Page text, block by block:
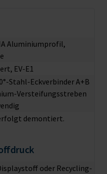
Aluminiumprofil,
EV-E1
Stahl-Eckverbinder A+B
Versteifungsstreben
demontiert.
oder Recycling-